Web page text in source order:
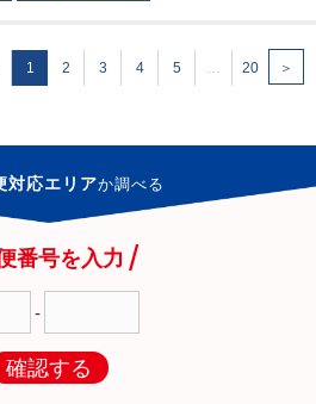
1 2 3 4 5 … 20 ＞
対応エリアか調べる
番号を入力
-
確認する